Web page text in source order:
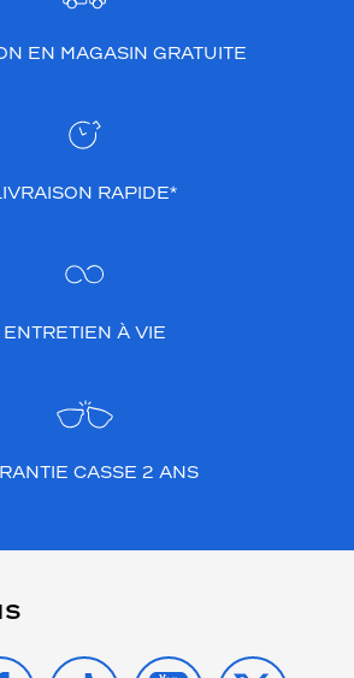
EN MAGASIN GRATUITE
RAPIDE*
ENTRETIEN À VIE
CASSE 2 ANS
TIKTOK YOUTUBE
X